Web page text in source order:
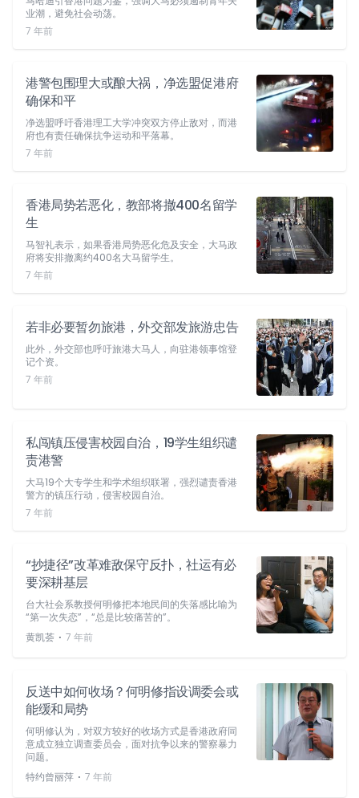
业潮，避免社会动荡。
7 年前
港警包围理大或酿大祸，净选盟促港府
确保和平
净选盟呼吁香港理工大学冲突双方停止敌对，而港
府也有责任确保抗争运动和平落幕。
7 年前
香港局势若恶化，教部将撤400名留学
生
马智礼表示，如果香港局势恶化危及安全，大马政
府将安排撤离约400名大马留学生。
7 年前
若非必要暂勿旅港，外交部发旅游忠告
此外，外交部也呼吁旅港大马人，向驻港领事馆登
记个资。
7 年前
私闯镇压侵害校园自治，19学生组织谴
责港警
大马19个大专学生和学术组织联署，强烈谴责香港
警方的镇压行动，侵害校园自治。
7 年前
“抄捷径”改革难敌保守反扑，社运有必
要深耕基层
台大社会系教授何明修把本地民间的失落感比喻为
“第一次失恋”，“总是比较痛苦的”。
黄凯荟 ⋅ 7 年前
反送中如何收场？何明修指设调委会或
能缓和局势
何明修认为，对双方较好的收场方式是香港政府同
意成立独立调查委员会，面对抗争以来的警察暴力
问题。
特约曾丽萍 ⋅ 7 年前